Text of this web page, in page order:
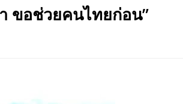
ขอช่วยคนไทยก่อน”